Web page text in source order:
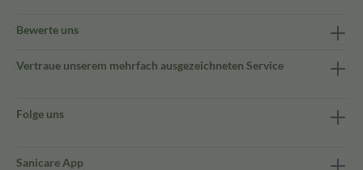
Bewerte uns
Vertraue unserem mehrfach ausgezeichneten Service
Folge uns
Sanicare App